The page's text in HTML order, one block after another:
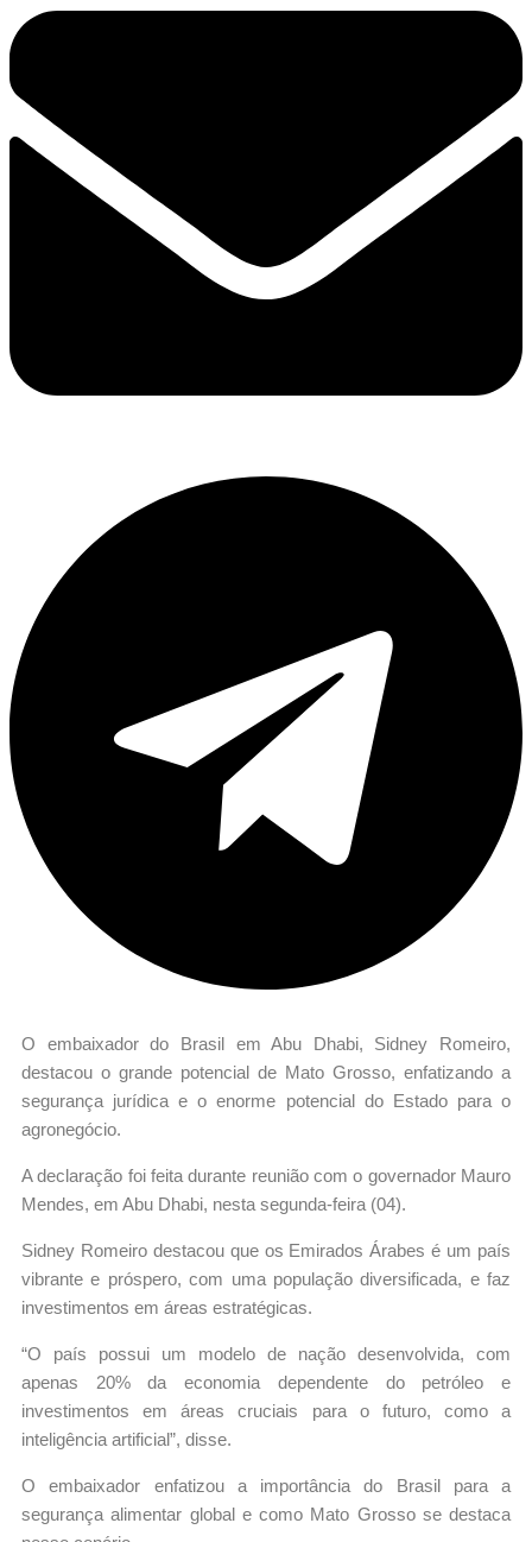
O embaixador do Brasil em Abu Dhabi, Sidney Romeiro,
destacou o grande potencial de Mato Grosso, enfatizando a
segurança jurídica e o enorme potencial do Estado para o
agronegócio.
A declaração foi feita durante reunião com o governador Mauro
Mendes, em Abu Dhabi, nesta segunda-feira (04).
Sidney Romeiro destacou que os Emirados Árabes é um país
vibrante e próspero, com uma população diversificada, e faz
investimentos em áreas estratégicas.
“O país possui um modelo de nação desenvolvida, com
apenas 20% da economia dependente do petróleo e
investimentos em áreas cruciais para o futuro, como a
inteligência artificial”, disse.
O embaixador enfatizou a importância do Brasil para a
segurança alimentar global e como Mato Grosso se destaca